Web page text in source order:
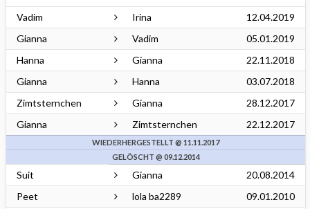
Vadim Irina
12.04.2019
Gianna
Vadim
05.01.2019
Hanna
Gianna
22.11.2018
Gianna
Hanna
03.07.2018
Zimtsternchen
Gianna
28.12.2017
Gianna
Zimtsternchen 22.12.2017
WIEDERHERGESTELLT @ 11.11.2017
GELÖSCHT @ 09.12.2014
Suit Gianna
20.08.2014
Peet
lola ba2289
09.01.2010